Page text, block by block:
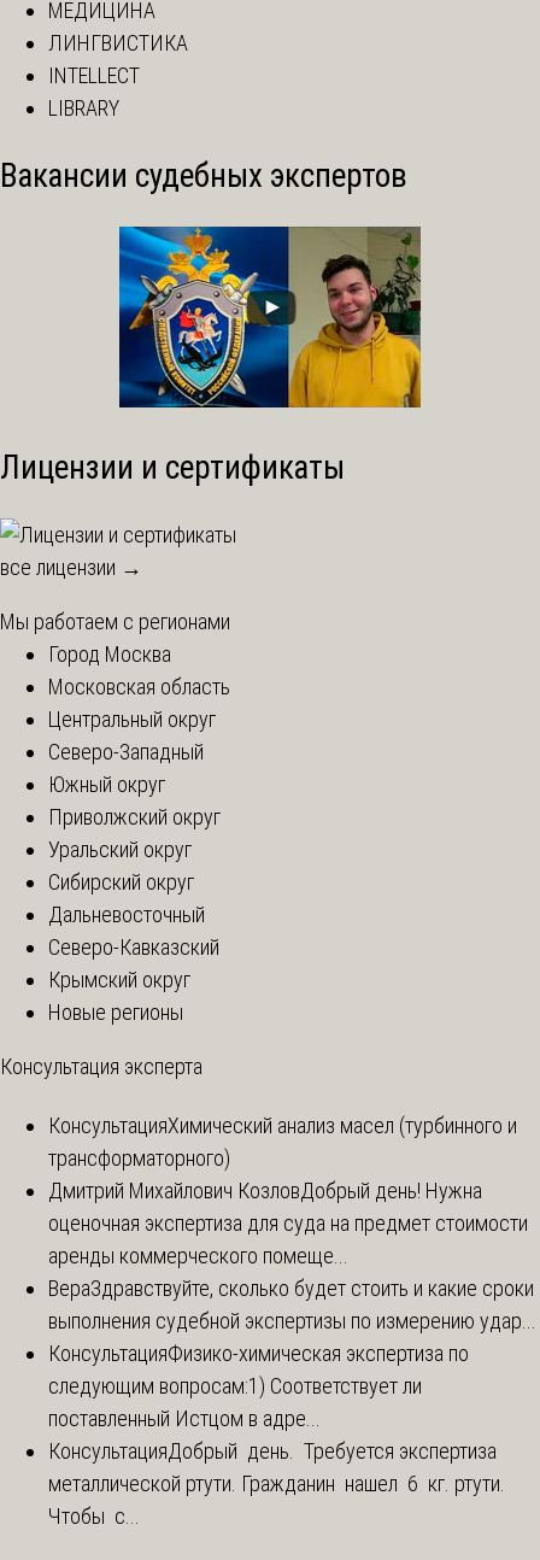
МЕДИЦИНА
ЛИНГВИСТИКА
INTELLECT
LIBRARY
Вакансии судебных экспертов
Лицензии и сертификаты
все лицензии →
Мы работаем с регионами
Город Москва
Московская область
Центральный округ
Северо-Западный
Южный округ
Приволжский округ
Уральский округ
Сибирский округ
Дальневосточный
Северо-Кавказский
Крымский округ
Новые регионы
Консультация эксперта
КонсультацияХимический анализ масел (турбинного и
трансформаторного)
Дмитрий Михайлович КозловДобрый день! Нужна
оценочная экспертиза для суда на предмет стоимости
аренды коммерческого помеще...
ВераЗдравствуйте, сколько будет стоить и какие сроки
выполнения судебной экспертизы по измерению удар...
КонсультацияФизико-химическая экспертиза по
следующим вопросам:1) Соответствует ли
поставленный Истцом в адре...
КонсультацияДобрый день. Требуется экспертиза
металлической ртути. Гражданин нашел 6 кг. ртути.
Чтобы с...